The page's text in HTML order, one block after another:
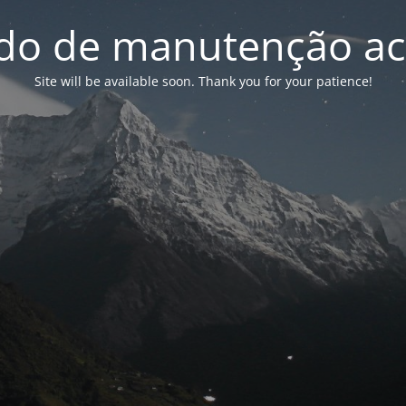
de manutenção
Site will be available soon. Thank you for your patience!